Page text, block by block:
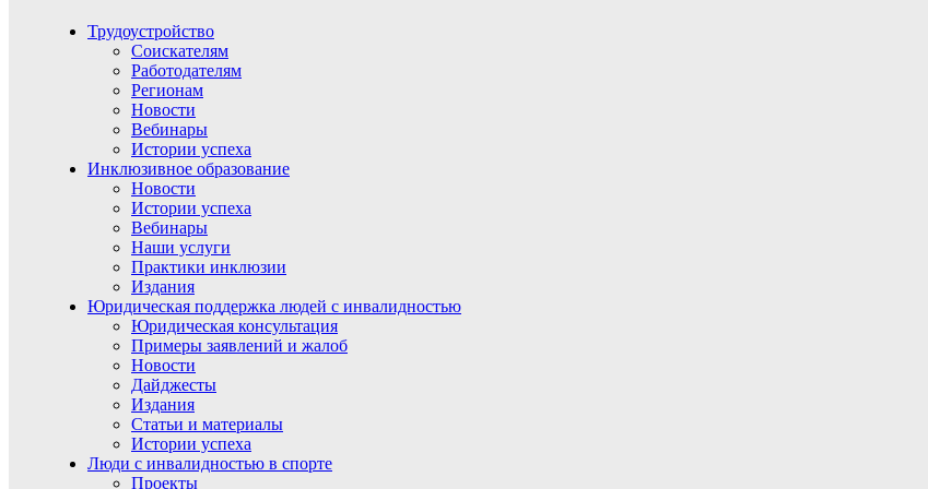
Трудоустройство
Соискателям
Работодателям
Регионам
Новости
Вебинары
Истории успеха
Инклюзивное образование
Новости
Истории успеха
Вебинары
Наши услуги
Практики инклюзии
Издания
Юридическая поддержка людей с инвалидностью
Юридическая консультация
Примеры заявлений и жалоб
Новости
Дайджесты
Издания
Статьи и материалы
Истории успеха
Люди с инвалидностью в спорте
Проекты